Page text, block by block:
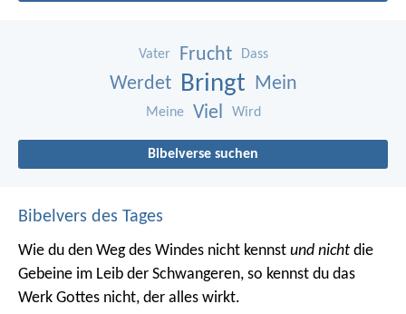
Vater Frucht Dass
Werdet Bringt Mein
Meine Viel Wird
Bibelverse suchen
Bibelvers des Tages
Wie du den Weg des Windes nicht kennst und nicht die
Gebeine im Leib der Schwangeren, so kennst du das
Werk Gottes nicht, der alles wirkt.